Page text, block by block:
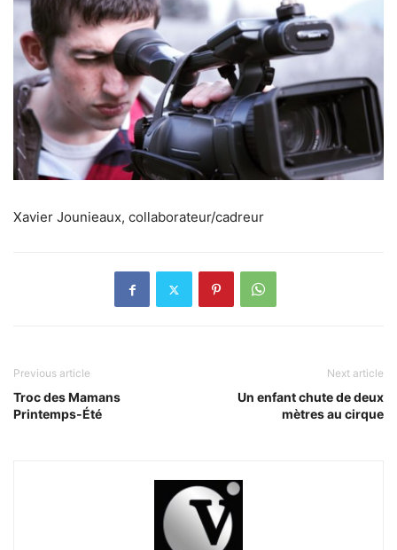
Xavier Jounieaux, collaborateur/cadreur
Previous article
Troc des Mamans
Printemps-Été
Next article
Un enfant chute de deux
mètres au cirque